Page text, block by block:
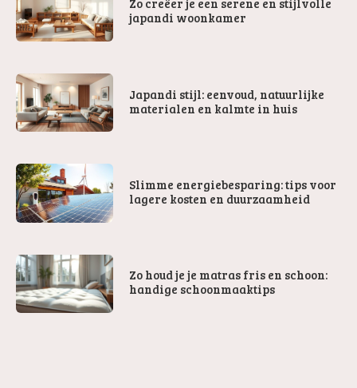
Zo creëer je een serene en stijlvolle
japandi woonkamer
Japandi stijl: eenvoud, natuurlijke
materialen en kalmte in huis
Slimme energiebesparing: tips voor
lagere kosten en duurzaamheid
Zo houd je je matras fris en schoon:
handige schoonmaaktips